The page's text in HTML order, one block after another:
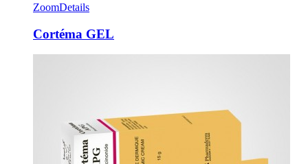
ZoomDetails
Cortéma GEL